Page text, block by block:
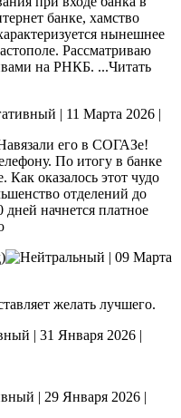
банке, хамство
нынешнее
Рассматриваю
на РНКБ. ...Читать
| 11 Марта 2026 |
его в СОГАЗе!
По итогу в банке
Как оказалось этот чудо
отделений до
дней начнется платное
| 09 Марта
желать лучшего.
| 31 Января 2026 |
| 29 Января 2026 |